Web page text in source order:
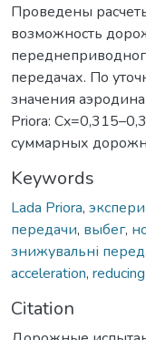
Проведены
возможность
передачах. По
значения
Priora:
суммарных
Keywords
Lada Priora,
передачи, выбег,
знижувальні
acceleration,
Citation